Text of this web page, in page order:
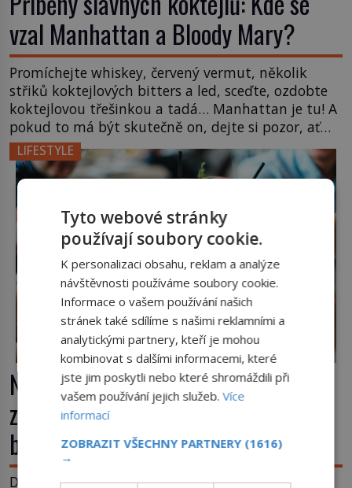
vzal Manhattan a Bloody Mary?
Promíchejte whiskey, červený vermut, několik
střiků koktejlových bitters a led, sceďte, ozdobte
koktejlovou třešinkou a tadá… Manhattan je tu! A
pokud to má být skutečně on, dejte si pozor, ať
místo klasické americké rye whiskey či klidně
bourbonu nepoužijete skotskou whisku. Co se
stane? Inu, koktejl bude stále skvělý, ale už to
nebude Manhattan ale […]
LIFESTYLE
Nápoj, která chutná po seně. Jak
znechucený Američan vymyslel
brčko
Dnes je brčko naprostou samozřejmostí. Jenže
Tyto webové stránky
používají soubory cookie.
K personalizaci obsahu, reklam a analýze
návštěvnosti používáme soubory cookie.
Informace o vašem používání našich
stránek také sdílíme s našimi reklamními a
analytickými partnery, kteří je mohou
kombinovat s dalšími informacemi, které
jste jim poskytli nebo které shromáždili při
vašem používání jejich služeb.Více
informací
ZOBRAZIT VŠECHNY PARTNERY (1616)
→